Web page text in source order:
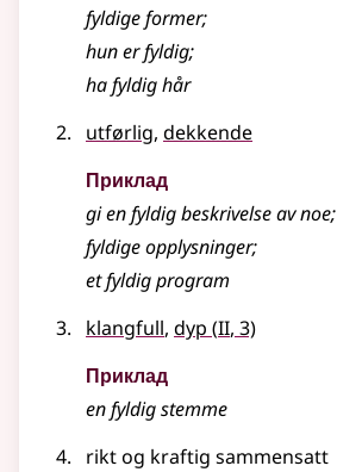
fyldigeformer;
hun erfyldig;
hafyldighår
utførlig, dekkende
Приклад
gi enfyldigbeskrivelse av noe;
fyldigeopplysninger;
etfyldigprogram
klangfull, dyp (2
II, 3)
Приклад
enfyldigstemme
rikt og kraftig sammensatt